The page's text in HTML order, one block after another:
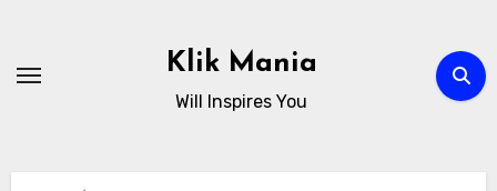
content
Klik Mania
Will Inspires You